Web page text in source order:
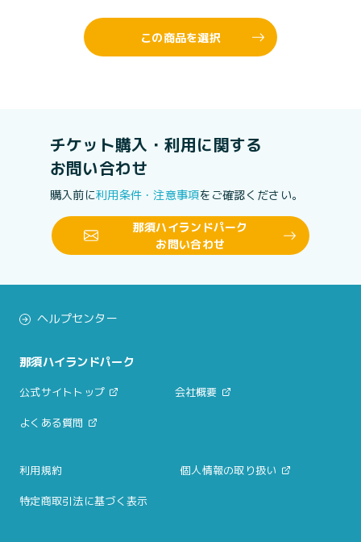
この商品を選択
チケット購入・利用に関する
お問い合わせ
購入前に利用条件・注意事項をご確認ください。
那須ハイランドパーク
お問い合わせ
ヘルプセンター
那須ハイランドパーク
公式サイトトップ 会社概要
よくある質問
利用規約 個人情報の取り扱い
特定商取引法に基づく表示